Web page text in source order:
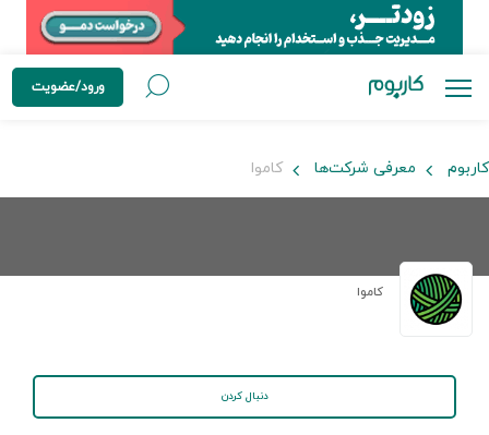
ورود/عضویت
کاربوم معرفی شرکت‌ها کاموا
کاموا
دنبال کردن